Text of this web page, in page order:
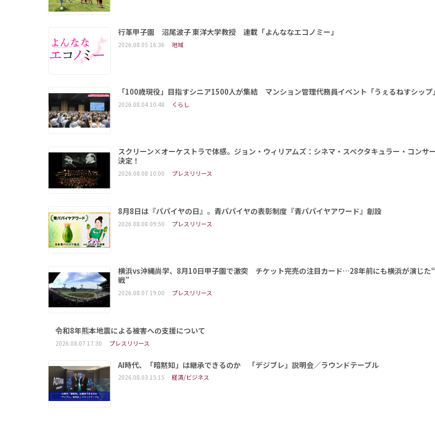
行革甲子園 沼尾波子 東洋大学教授 連載「よんななエコノミー」
2026.08.05 16:36 地域
「100歳現役」目指すシニア1500人が集結 マンション管理代務員イベント「うぇるねすシップ」
2026.08.04 10:48 くらし
スクリーン×オーケストラで体感。ジョン・ウィリアムズ：シネマ・スペクタキュラー・コンサ
決定！
2026.08.08 10:00 プレスリリース
8月8日は『パパイヤの日』。青パパイヤの表彰制度『青パパイヤアワード』創設
2026.08.08 09:50 プレスリリース
横浜vs沖縄尚学、8月10日甲子園で激突 チケット完売の注目カード…28年前にも横浜が演じた
戦”
2026.08.07 19:00 プレスリリース
令和8年熊本地震による被害への支援について
2026.08.07 17:30 プレスリリース
AI時代、「暗黙知」は継承できるのか 「デジブレ」説明会／ラウンドテーブル
2026.08.03 15:15 経済/ビジネス